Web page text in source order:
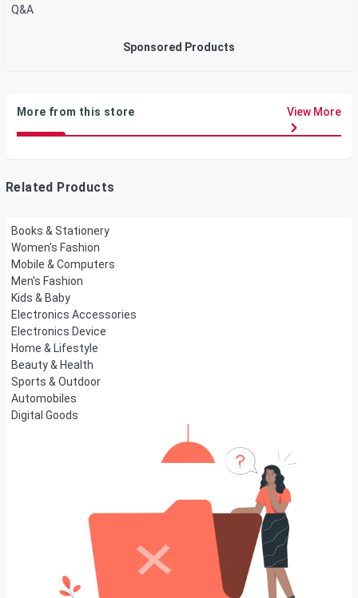
Q&A
Sponsored Products
More from this store View More
Related Products
Books & Stationery
Women's Fashion
Mobile & Computers
Men's Fashion
Kids & Baby
Electronics Accessories
Electronics Device
Home & Lifestyle
Beauty & Health
Sports & Outdoor
Automobiles
Digital Goods